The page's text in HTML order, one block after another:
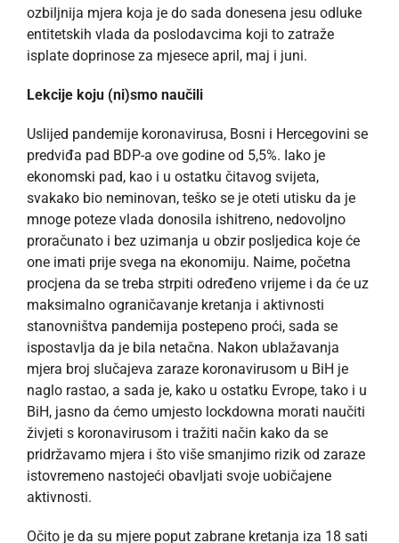
ozbiljnija mjera koja je do sada donesena jesu odluke
entitetskih vlada da poslodavcima koji to zatraže
isplate doprinose za mjesece april, maj i juni.
Lekcije koju (ni)smo naučili
Uslijed pandemije koronavirusa, Bosni i Hercegovini se
predviđa pad BDP-a ove godine od 5,5%. Iako je
ekonomski pad, kao i u ostatku čitavog svijeta,
svakako bio neminovan, teško se je oteti utisku da je
mnoge poteze vlada donosila ishitreno, nedovoljno
proračunato i bez uzimanja u obzir posljedica koje će
one imati prije svega na ekonomiju. Naime, početna
procjena da se treba strpiti određeno vrijeme i da će uz
maksimalno ograničavanje kretanja i aktivnosti
stanovništva pandemija postepeno proći, sada se
ispostavlja da je bila netačna. Nakon ublažavanja
mjera broj slučajeva zaraze koronavirusom u BiH je
naglo rastao, a sada je, kako u ostatku Evrope, tako i u
BiH, jasno da ćemo umjesto lockdowna morati naučiti
živjeti s koronavirusom i tražiti način kako da se
pridržavamo mjera i što više smanjimo rizik od zaraze
istovremeno nastojeći obavljati svoje uobičajene
aktivnosti.
Očito je da su mjere poput zabrane kretanja iza 18 sati